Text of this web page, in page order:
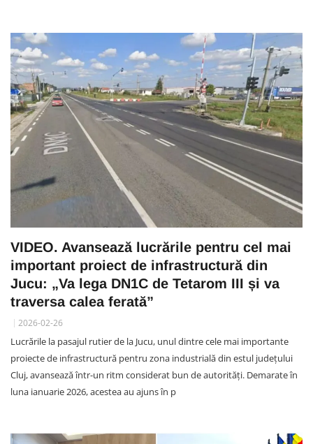
VIDEO. Avansează lucrările pentru cel mai
important proiect de infrastructură din
Jucu: „Va lega DN1C de Tetarom III și va
traversa calea ferată”
2026-02-26
Lucrările la pasajul rutier de la Jucu, unul dintre cele mai importante
proiecte de infrastructură pentru zona industrială din estul județului
Cluj, avansează într-un ritm considerat bun de autorități. Demarate în
luna ianuarie 2026, acestea au ajuns în p